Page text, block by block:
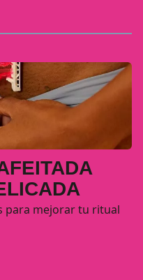
para mejorar tu ritual